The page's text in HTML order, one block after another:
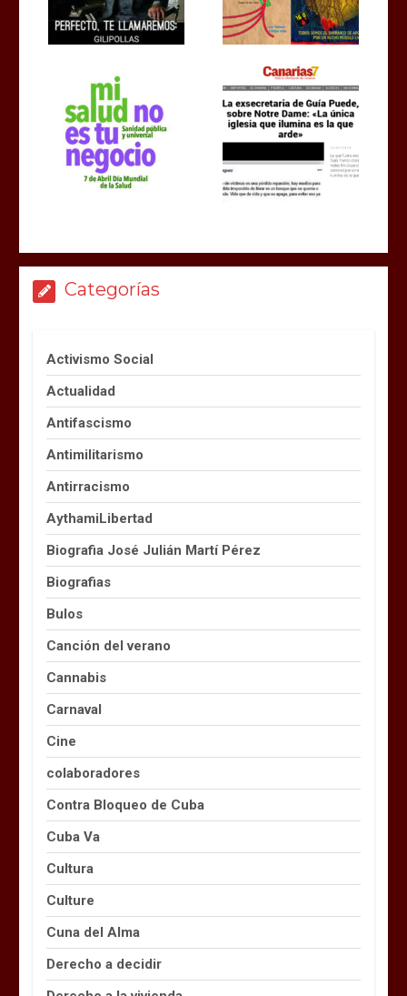
Categorías
Activismo Social
Actualidad
Antifascismo
Antimilitarismo
Antirracismo
AythamiLibertad
Biografia José Julián Martí Pérez
Biografias
Bulos
Canción del verano
Cannabis
Carnaval
Cine
colaboradores
Contra Bloqueo de Cuba
Cuba Va
Cultura
Culture
Cuna del Alma
Derecho a decidir